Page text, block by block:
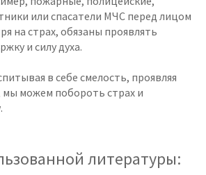
или спасатели МЧС перед лицом
на страх, обязаны проявлять
и силу духа.
в себе смелость, проявляя
мы можем побороть страх и
литературы: